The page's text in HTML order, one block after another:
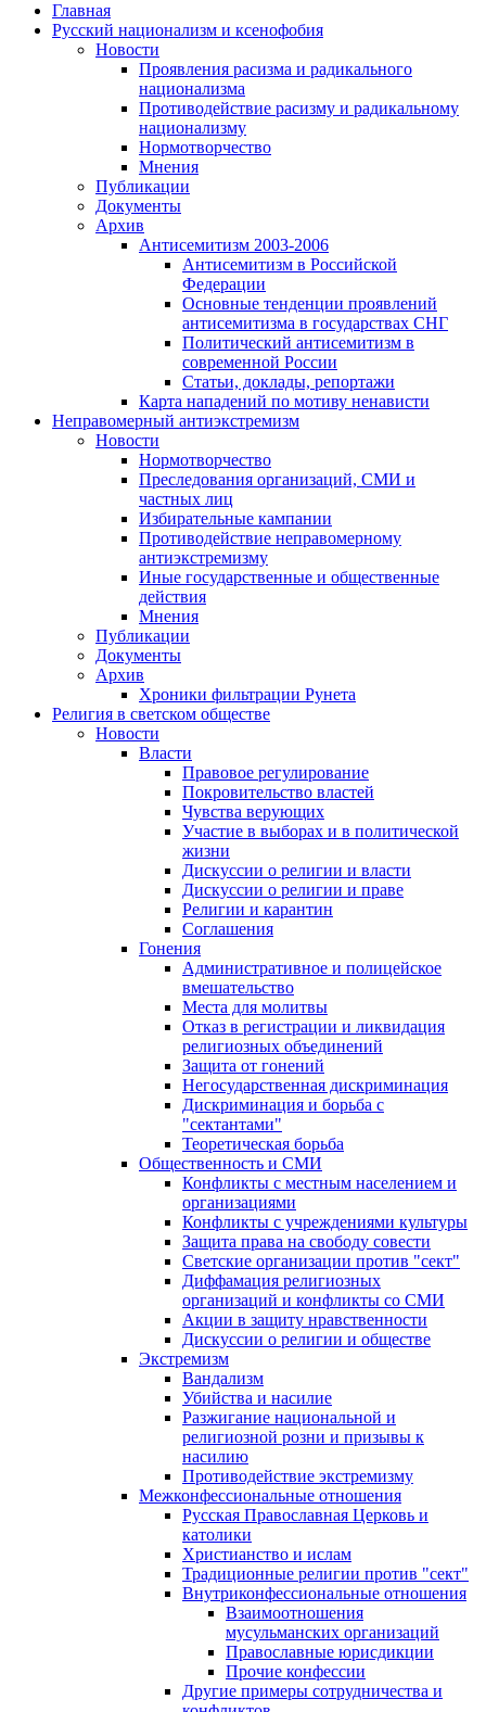
Главная
Русский национализм и ксенофобия
Новости
Проявления расизма и радикального
национализма
Противодействие расизму и радикальному
национализму
Нормотворчество
Мнения
Публикации
Документы
Архив
Антисемитизм 2003-2006
Антисемитизм в Российской
Федерации
Основные тенденции проявлений
антисемитизма в государствах СНГ
Политический антисемитизм в
современной России
Статьи, доклады, репортажи
Карта нападений по мотиву ненависти
Неправомерный антиэкстремизм
Новости
Нормотворчество
Преследования организаций, СМИ и
частных лиц
Избирательные кампании
Противодействие неправомерному
антиэкстремизму
Иные государственные и общественные
действия
Мнения
Публикации
Документы
Архив
Хроники фильтрации Рунета
Религия в светском обществе
Новости
Власти
Правовое регулирование
Покровительство властей
Чувства верующих
Участие в выборах и в политической
жизни
Дискуссии о религии и власти
Дискуссии о религии и праве
Религии и карантин
Соглашения
Гонения
Административное и полицейское
вмешательство
Места для молитвы
Отказ в регистрации и ликвидация
религиозных объединений
Защита от гонений
Негосударственная дискриминация
Дискриминация и борьба с
"сектантами"
Теоретическая борьба
Общественность и СМИ
Конфликты с местным населением и
организациями
Конфликты с учреждениями культуры
Защита права на свободу совести
Светские организации против "сект"
Диффамация религиозных
организаций и конфликты со СМИ
Акции в защиту нравственности
Дискуссии о религии и обществе
Экстремизм
Вандализм
Убийства и насилие
Разжигание национальной и
религиозной розни и призывы к
насилию
Противодействие экстремизму
Межконфессиональные отношения
Русская Православная Церковь и
католики
Христианство и ислам
Традиционные религии против "сект"
Внутриконфессиональные отношения
Взаимоотношения
мусульманских организаций
Православные юрисдикции
Прочие конфессии
Другие примеры сотрудничества и